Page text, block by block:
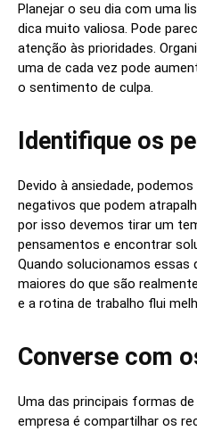
Planejar o seu dia com uma
dica muito valiosa. Pode
atenção às prioridades.
uma de cada vez pode
o sentimento de culpa.
Identifique os
Devido à ansiedade,
negativos que podem
por isso devemos tirar um
pensamentos e encontrar
Quando solucionamos essas
maiores do que são
e a rotina de trabalho flui
Converse com
Uma das principais formas
empresa é compartilhar os